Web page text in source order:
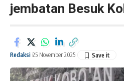
jembatan Besuk
Redaksi 25 November 2025